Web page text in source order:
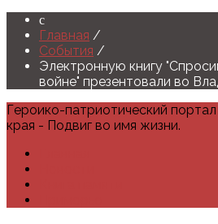
Главная /
События /
Электронную книгу
войне" презентовали во
Героико-патриотический
края - Подвиг во имя жизни.